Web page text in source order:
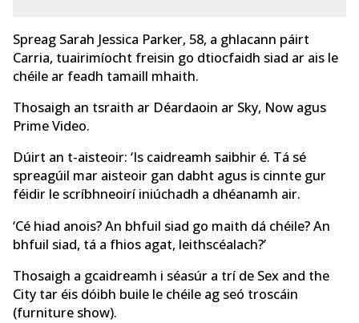
Spreag Sarah Jessica Parker, 58, a ghlacann páirt
Carria, tuairimíocht freisin go dtiocfaidh siad ar ais le
chéile ar feadh tamaill mhaith.
Thosaigh an tsraith ar Déardaoin ar Sky, Now agus
Prime Video.
Dúirt an t-aisteoir: ‘Is caidreamh saibhir é. Tá sé
spreagúil mar aisteoir gan dabht agus is cinnte gur
féidir le scríbhneoirí iniúchadh a dhéanamh air.
‘Cé hiad anois? An bhfuil siad go maith dá chéile? An
bhfuil siad, tá a fhios agat, leithscéalach?’
Thosaigh a gcaidreamh i séasúr a trí de Sex and the
City tar éis dóibh buile le chéile ag seó troscáin
(furniture show).